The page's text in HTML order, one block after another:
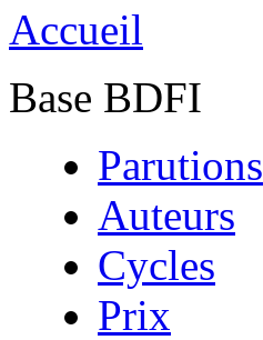
Accueil
Base BDFI
Parutions
Auteurs
Cycles
Prix